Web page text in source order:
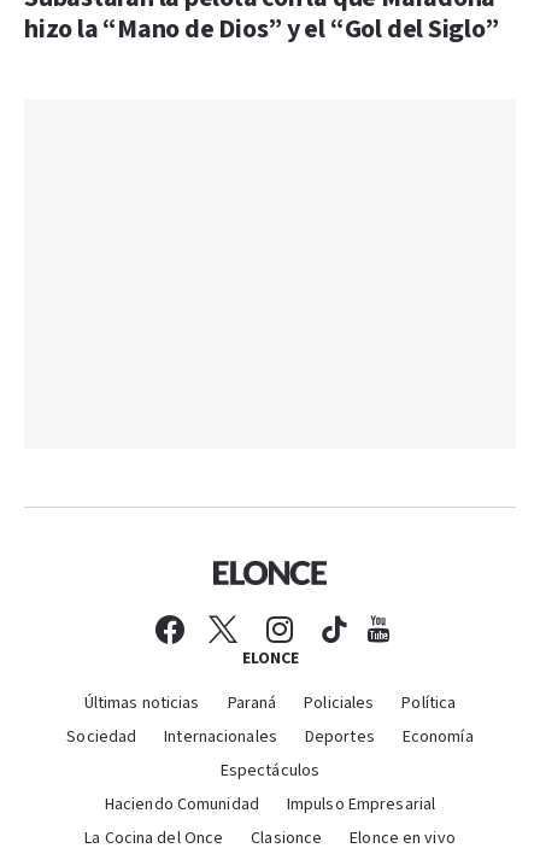
hizo la “Mano de Dios” y el “Gol del Siglo”
ELONCE
Últimas noticias Paraná Policiales
Política
Sociedad
Internacionales Deportes
Economía
Espectáculos
Haciendo Comunidad
Impulso Empresarial
La Cocina del Once
Clasionce Elonce en vivo